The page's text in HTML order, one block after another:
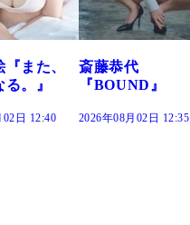
』
02日 12:35
咲田ゆな
『Sunflower』
2026年08月02日 12:30